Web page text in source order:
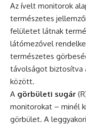
Az ívelt monitorok
természetes
felületet látnak
látómezővel
természetes
távolságot biztosítva
között.
A görbületi sugár
monitorokat – minél
görbület. A